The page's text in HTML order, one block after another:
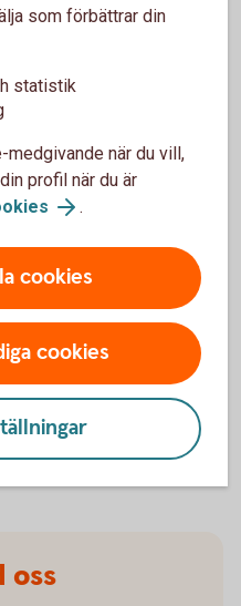
du köper
prestanda
oss
som förbättrar din
statistik
när du vill,
profil när du är
.
cookies
cookies